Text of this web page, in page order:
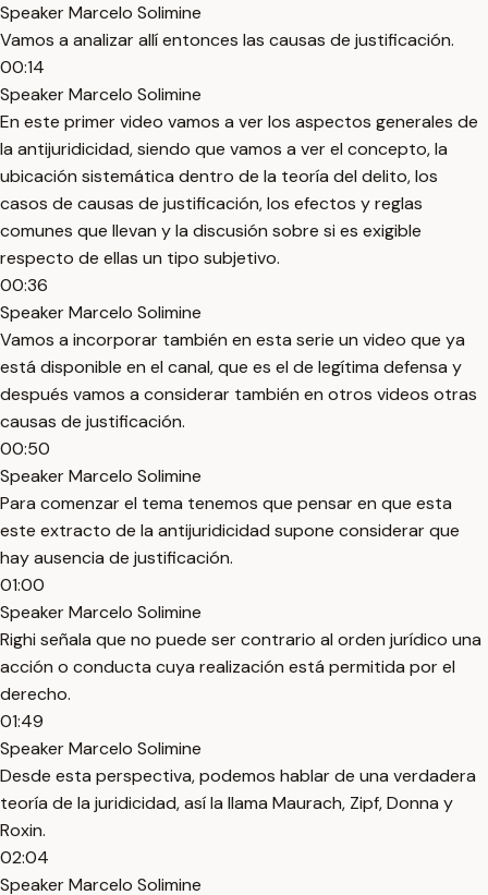
Speaker Marcelo Solimine
Vamos a analizar allí entonces las causas de justificación.
00:14
Speaker Marcelo Solimine
En este primer video vamos a ver los aspectos generales de
la antijuridicidad, siendo que vamos a ver el concepto, la
ubicación sistemática dentro de la teoría del delito, los
casos de causas de justificación, los efectos y reglas
comunes que llevan y la discusión sobre si es exigible
respecto de ellas un tipo subjetivo.
00:36
Speaker Marcelo Solimine
Vamos a incorporar también en esta serie un video que ya
está disponible en el canal, que es el de legítima defensa y
después vamos a considerar también en otros videos otras
causas de justificación.
00:50
Speaker Marcelo Solimine
Para comenzar el tema tenemos que pensar en que esta
este extracto de la antijuridicidad supone considerar que
hay ausencia de justificación.
01:00
Speaker Marcelo Solimine
Righi señala que no puede ser contrario al orden jurídico una
acción o conducta cuya realización está permitida por el
derecho.
01:49
Speaker Marcelo Solimine
Desde esta perspectiva, podemos hablar de una verdadera
teoría de la juridicidad, así la llama Maurach, Zipf, Donna y
Roxin.
02:04
Speaker Marcelo Solimine